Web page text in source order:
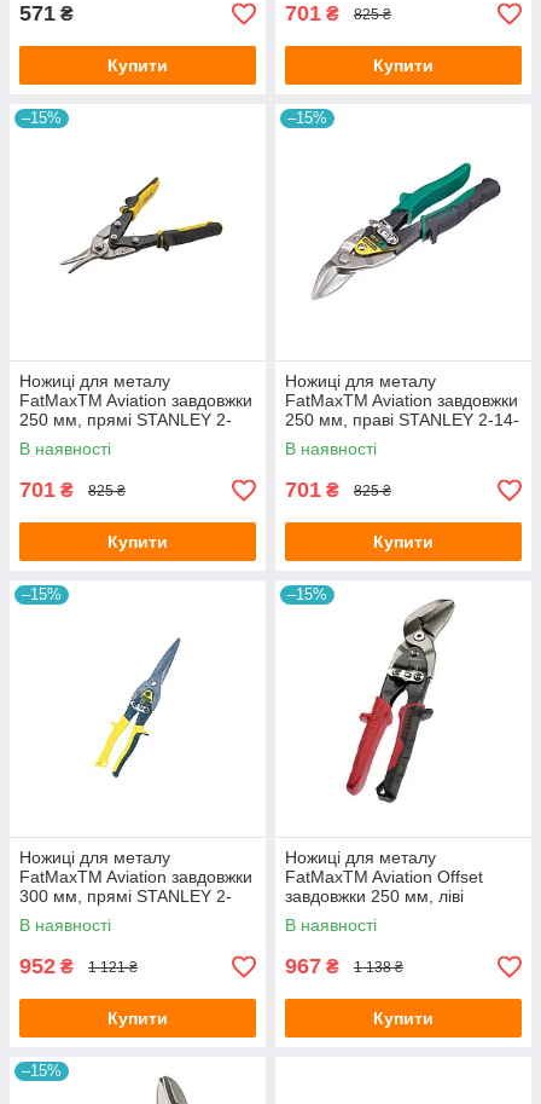
571 ₴
Купити
701 ₴ 825 ₴
Купити
–15%
Ножиці для металу
FatMaxTM Aviation завдовжки
250 мм, прямі STANLEY 2-
14-563
В наявності
701 ₴ 825 ₴
Купити
–15%
Ножиці для металу
FatMaxTM Aviation завдовжки
250 мм, праві STANLEY 2-14-
564
В наявності
701 ₴ 825 ₴
Купити
–15%
Ножиці для металу
FatMaxTM Aviation завдовжки
300 мм, прямі STANLEY 2-
14-566
В наявності
952 ₴ 1 121 ₴
Купити
–15%
Ножиці для металу
FatMaxTM Aviation Offset
завдовжки 250 мм, ліві
STANLEY 2-14-567
В наявності
967 ₴ 1 138 ₴
Купити
–15%